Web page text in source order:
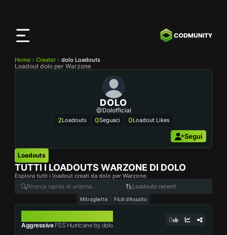
Home Creator dolo Loadouts
Loadout dolo per Warzone
DOLO
@dolofficial
2Loadouts 0Seguaci 0Loadout Likes
Segui
Loadouts
TUTTI I LOADOUTS WARZONE DI DOLO
Esplora tutti i loadout creati da dolo per Warzone.
Loadouts recenti
Mitragliette Ficili d'Assalto
AggressiveFSS Hurricane by dolo
0